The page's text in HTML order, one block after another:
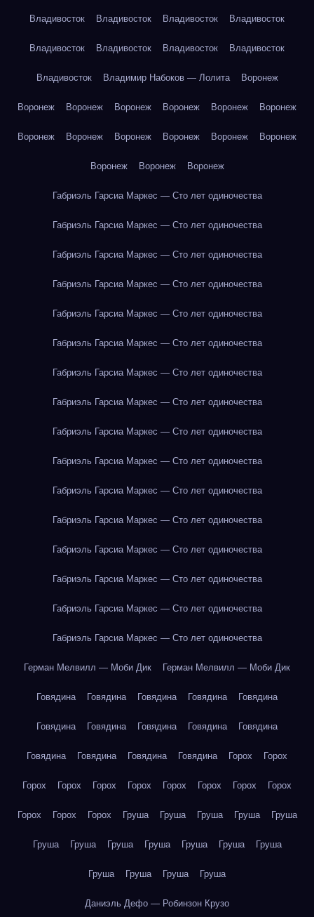
Владивосток Владивосток Владивосток Владивосток
Владивосток Владивосток Владивосток Владивосток
Владивосток Владимир Набоков — Лолита Воронеж
Воронеж Воронеж Воронеж Воронеж Воронеж Воронеж
Воронеж Воронеж Воронеж Воронеж Воронеж Воронеж
Воронеж Воронеж Воронеж
Габриэль Гарсиа Маркес — Сто лет одиночества
Габриэль Гарсиа Маркес — Сто лет одиночества
Габриэль Гарсиа Маркес — Сто лет одиночества
Габриэль Гарсиа Маркес — Сто лет одиночества
Габриэль Гарсиа Маркес — Сто лет одиночества
Габриэль Гарсиа Маркес — Сто лет одиночества
Габриэль Гарсиа Маркес — Сто лет одиночества
Габриэль Гарсиа Маркес — Сто лет одиночества
Габриэль Гарсиа Маркес — Сто лет одиночества
Габриэль Гарсиа Маркес — Сто лет одиночества
Габриэль Гарсиа Маркес — Сто лет одиночества
Габриэль Гарсиа Маркес — Сто лет одиночества
Габриэль Гарсиа Маркес — Сто лет одиночества
Габриэль Гарсиа Маркес — Сто лет одиночества
Габриэль Гарсиа Маркес — Сто лет одиночества
Габриэль Гарсиа Маркес — Сто лет одиночества
Герман Мелвилл — Моби Дик Герман Мелвилл — Моби Дик
Говядина Говядина Говядина Говядина Говядина
Говядина Говядина Говядина Говядина Говядина
Говядина Говядина Говядина Говядина Горох Горох
Горох Горох Горох Горох Горох Горох Горох Горох
Горох Горох Горох Груша Груша Груша Груша Груша
Груша Груша Груша Груша Груша Груша Груша
Груша Груша Груша Груша
Даниэль Дефо — Робинзон Крузо